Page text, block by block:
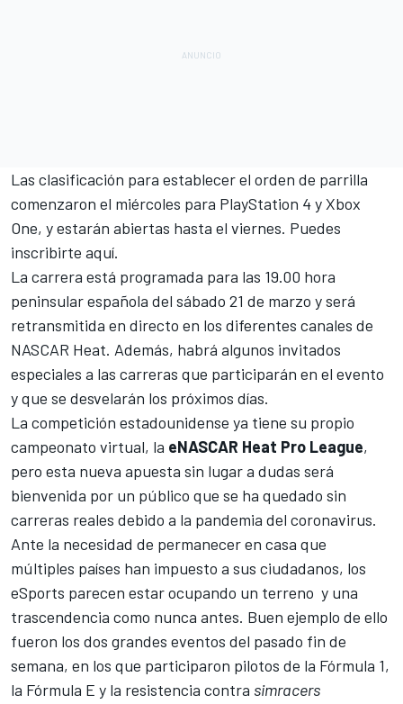
Las clasificación para establecer el orden de parrilla
comenzaron el miércoles para PlayStation 4 y Xbox
One, y estarán abiertas hasta el viernes. Puedes
inscribirte aquí.
La carrera está programada para las 19.00 hora
peninsular española del sábado 21 de marzo y será
retransmitida en directo en los diferentes canales de
NASCAR Heat. Además, habrá algunos invitados
especiales a las carreras que participarán en el evento
y que se desvelarán los próximos días.
La competición estadounidense ya tiene su propio
campeonato virtual, la eNASCAR Heat Pro League,
pero esta nueva apuesta sin lugar a dudas será
bienvenida por un público que se ha quedado sin
carreras reales debido a la pandemia del coronavirus.
Ante la necesidad de permanecer en casa que
múltiples países han impuesto a sus ciudadanos, los
eSports parecen estar ocupando un terreno y una
trascendencia como nunca antes. Buen ejemplo de ello
fueron los dos grandes eventos del pasado fin de
semana, en los que participaron pilotos de la Fórmula 1,
la Fórmula E y la resistencia contra simracers